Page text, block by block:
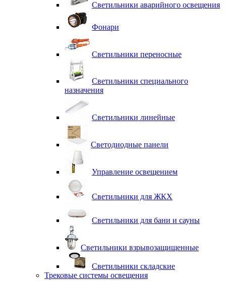
Светильники аварийного освещения
Фонари
Светильники переносные
Светильники специального
назначения
Светильники линейные
Светодиодные панели
Управление освещением
Светильники для ЖКХ
Светильники для бани и сауны
Светильники взрывозащищенные
Светильники складские
Трековые системы освещения